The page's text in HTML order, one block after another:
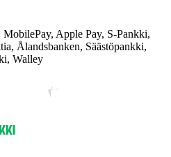
MobilePay, Apple Pay, S-Pankki,
Ålandsbanken, Säästöpankki,
Walley